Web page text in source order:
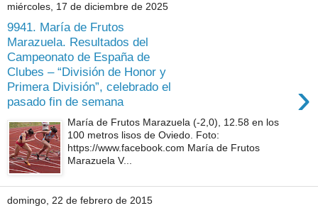
miércoles, 17 de diciembre de 2025
9941. María de Frutos
Marazuela. Resultados del
Campeonato de España de
Clubes – “División de Honor y
Primera División”, celebrado el
pasado fin de semana
›
María de Frutos Marazuela (-2,0), 12.58 en los
100 metros lisos de Oviedo. Foto:
https://www.facebook.com María de Frutos
Marazuela V...
domingo, 22 de febrero de 2015